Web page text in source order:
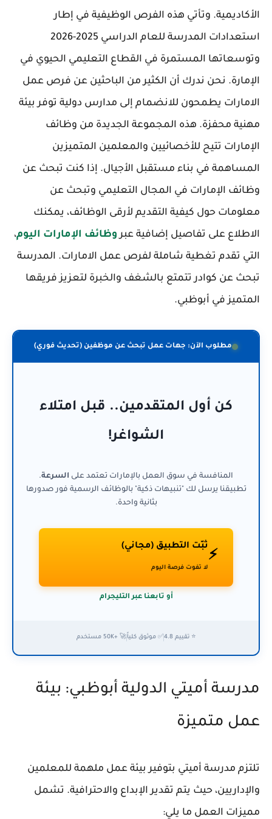
الأكاديمية. وتأتي هذه الفرص الوظيفية في إطار
استعدادات المدرسة للعام الدراسي 2025-2026
وتوسعاتها المستمرة في القطاع التعليمي الحيوي في
الإمارة. نحن ندرك أن الكثير من الباحثين عن فرص عمل
الامارات يطمحون للانضمام إلى مدارس دولية توفر بيئة
مهنية محفزة. هذه المجموعة الجديدة من وظائف
الإمارات تتيح للأخصائيين والمعلمين المتميزين
المساهمة في بناء مستقبل الأجيال. إذا كنت تبحث عن
وظائف الإمارات في المجال التعليمي وتبحث عن
معلومات حول كيفية التقديم لأرقى الوظائف، يمكنك
الاطلاع على تفاصيل إضافية عبر وظائف الإمارات اليوم،
التي تقدم تغطية شاملة لفرص عمل الامارات. المدرسة
تبحث عن كوادر تتمتع بالشغف والخبرة لتعزيز فريقها
المتميز في أبوظبي.
مطلوب الآن: جهات عمل تبحث عن موظفين (تحديث فوري)
كن أول المتقدمين.. قبل امتلاء
الشواغر!
المنافسة في سوق العمل بالإمارات تعتمد على السرعة.
تطبيقنا يرسل لك "تنبيهات ذكية" بالوظائف الرسمية فور صدورها
بثانية واحدة.
⚡
ثبّت التطبيق (مجاني)
لا تفوت فرصة اليوم
أو تابعنا عبر التليجرام
⭐ تقييم 4.8 ✅ موثوق كلياً 🚀 +50K مستخدم
مدرسة أميتي الدولية أبوظبي: بيئة
عمل متميزة
تلتزم مدرسة أميتي بتوفير بيئة عمل ملهمة للمعلمين
والإداريين، حيث يتم تقدير الإبداع والاحترافية. تشمل
مميزات العمل ما يلي: